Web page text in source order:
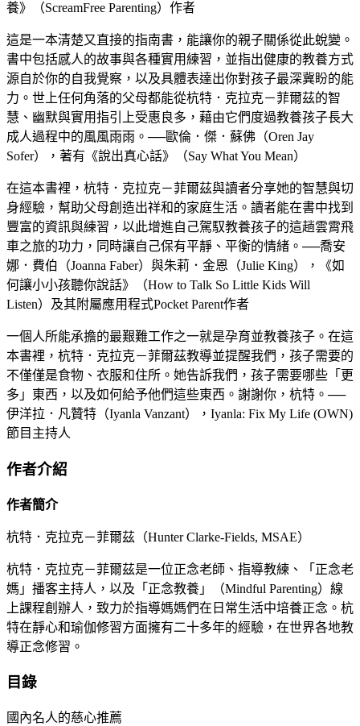
養》（ScreamFree Parenting）作者
這是一本清楚又直接的指南書，能讓你的親子關係從此蛻變。
書中包括感人的故事與各種實用練習，並指出健康的教養方式
源自於你的自我覺察，以及具體表達出你對孩子最深冀盼的能
力。世上任何角落的父母都能從杭特．克拉克－菲爾茲的智
慧、幽默與實用指引上受惠良多，藉由它們度過教養孩子長大
成人過程中的風風雨雨。──歐倫．傑．蘇佛（Oren Jay
Sofer），著有《說出真心話》（Say What You Mean）
在這本書裡，杭特．克拉克－菲爾茲與讀者分享她的智慧與切
身經驗，幫助父母創造出祥和的家庭生活。讀者能在書中找到
豐富的資訊與練習，以此增進自己駕馭教養孩子的這趟雲霄飛
車之旅的功力，同時讓自己保有平靜、平衡的情緒。──喬安
娜．費伯（Joanna Faber）與朱莉．金恩（Julie King），《如
何讓小小孩聽你說話》（How to Talk So Little Kids Will
Listen）及其附屬應用程式Pocket Parent作者
一個人所能承擔的最艱難工作之一就是孕育並教養孩子。在這
本書裡，杭特．克拉克－菲爾茲教導並提醒我們，孩子需要的
不僅僅是食物、衣服和住所。她告訴我們，孩子需要哪些「更
多」東西，以及如何給予他們這些東西。謝謝你，杭特。──
伊洋拉．凡贊特（Iyanla Vanzant），Iyanla: Fix My Life (OWN)
節目主持人
作者介紹
作者簡介
杭特．克拉克－菲爾茲（Hunter Clarke-Fields, MSAE）
杭特．克拉克－菲爾茲是一位正念老師、指導教練、「正念老
媽」播客主持人，以及「正念教養」（Mindful Parenting）線
上課程創辦人，致力於指導媽媽們在日常生活中培養正念。杭
特在靜心和瑜伽修習方面擁有二十多年的經驗，在世界各地教
導正念修習。
目錄
國內名人的慈心推薦